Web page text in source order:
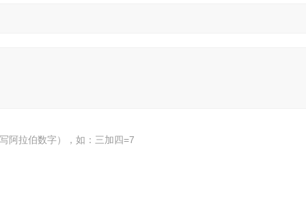
阿拉伯数字），如：三加四=7